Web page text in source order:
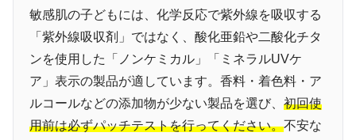
敏感肌の子どもには、化学反応で紫外線を吸収する
「紫外線吸収剤」ではなく、酸化亜鉛や二酸化チタ
ンを使用した「ノンケミカル」「ミネラルUVケ
ア」表示の製品が適しています。香料・着色料・ア
ルコールなどの添加物が少ない製品を選び、 初回使
用前は必ずパッチテストを行ってください。不安な